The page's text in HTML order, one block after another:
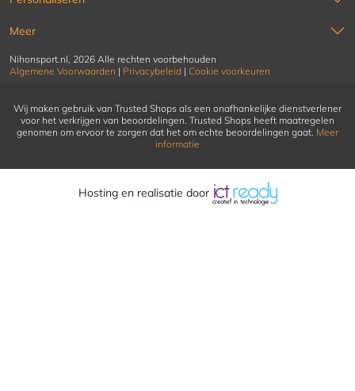
Meer
Nihonsport.nl, 2026 Alle rechten voorbehouden
Algemene Voorwaarden | Privacybeleid | Cookie voorkeuren
Wij maken gebruik van Trusted Shops als een onafhankelijke dienstverlener
voor het verkrijgen van beoordelingen. Trusted Shops heeft maatregelen
genomen om ervoor te zorgen dat het om echte beoordelingen gaat. Meer
informatie
Hosting en realisatie door